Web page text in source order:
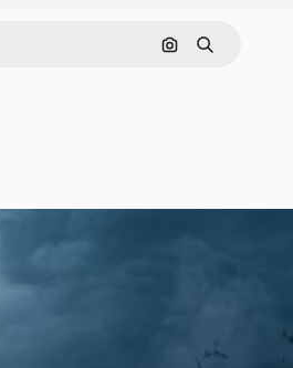
Nach Bild suchen
Suchen